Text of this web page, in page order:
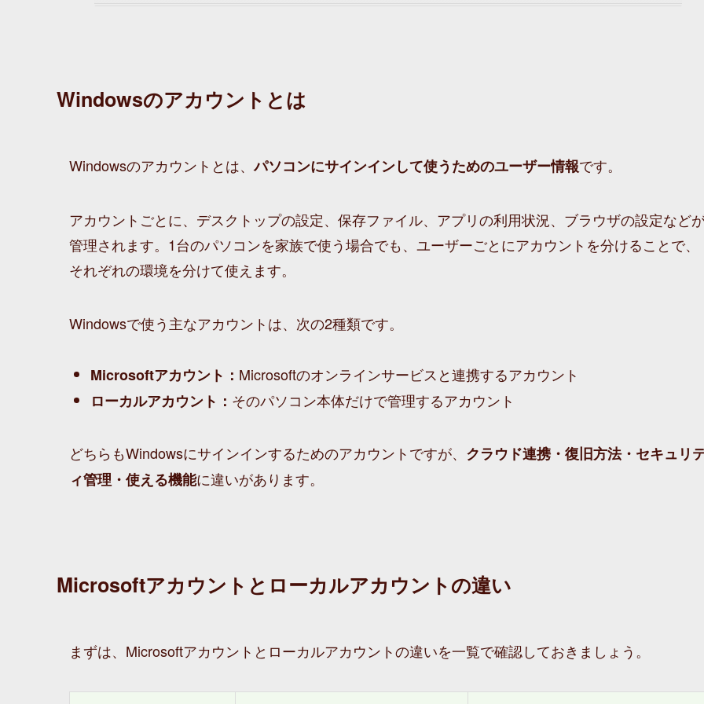
Windowsのアカウントとは
Windowsのアカウントとは、パソコンにサインインして使うためのユーザー情報です。
アカウントごとに、デスクトップの設定、保存ファイル、アプリの利用状況、ブラウザの設定など
管理されます。1台のパソコンを家族で使う場合でも、ユーザーごとにアカウントを分けることで、
それぞれの環境を分けて使えます。
Windowsで使う主なアカウントは、次の2種類です。
Microsoftアカウント： Microsoftのオンラインサービスと連携するアカウント
ローカルアカウント： そのパソコン本体だけで管理するアカウント
どちらもWindowsにサインインするためのアカウントですが、 クラウド連携・復旧方法・セキュリ
ィ管理・使える機能に違いがあります。
Microsoftアカウントとローカルアカウントの違い
まずは、Microsoftアカウントとローカルアカウントの違いを一覧で確認しておきましょう。